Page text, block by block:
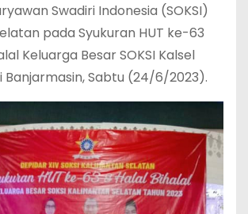
Swadiri Indonesia (SOKSI)
pada Syukuran HUT ke-63
Keluarga Besar SOKSI Kalsel
Banjarmasin, Sabtu (24/6/2023).